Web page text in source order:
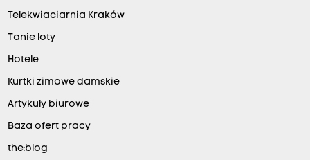
Telekwiaciarnia Kraków
Tanie loty
Hotele
Kurtki zimowe damskie
Artykuły biurowe
Baza ofert pracy
the:blog